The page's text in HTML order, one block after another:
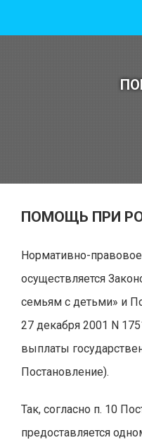
ПОМОЩЬ ПРИ
Нормативно-
осуществляется
семьям с детьми» и
27 декабря 2001 N
выплаты
Постановление).
Так, согласно п. 10
предоставляется